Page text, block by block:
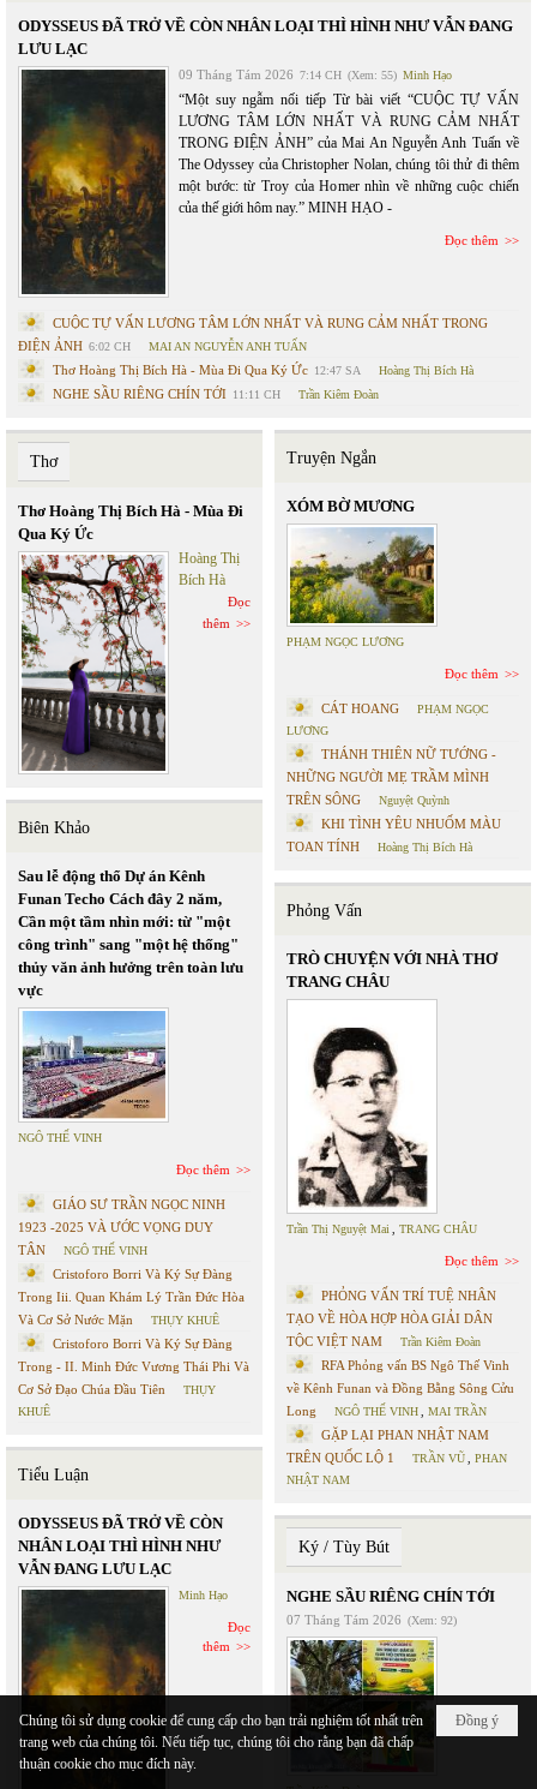
ODYSSEUS ĐÃ TRỞ VỀ CÒN NHÂN LOẠI THÌ HÌNH NHƯ VẪN ĐANG
LƯU LẠC
09 Tháng Tám 2026 7:14 CH (Xem: 55) Minh Hạo
“Một suy ngẫm nối tiếp Từ bài viết “CUỘC TỰ VẤN
LƯƠNG TÂM LỚN NHẤT VÀ RUNG CẢM NHẤT
TRONG ĐIỆN ẢNH” của Mai An Nguyễn Anh Tuấn về
The Odyssey của Christopher Nolan, chúng tôi thử đi thêm
một bước: từ Troy của Homer nhìn về những cuộc chiến
của thế giới hôm nay.” MINH HẠO -
Đọc thêm
CUỘC TỰ VẤN LƯƠNG TÂM LỚN NHẤT VÀ RUNG CẢM NHẤT TRONG
ĐIỆN ẢNH 6:02 CH MAI AN NGUYỄN ANH TUẤN
Thơ Hoàng Thị Bích Hà - Mùa Đi Qua Ký Ức 12:47 SA Hoàng Thị Bích Hà
NGHE SẦU RIÊNG CHÍN TỚI 11:11 CH Trần Kiêm Đoàn
Thơ
Thơ Hoàng Thị Bích Hà - Mùa Đi
Qua Ký Ức
Hoàng Thị
Bích Hà
Đọc
thêm
Biên Khảo
Sau lễ động thổ Dự án Kênh
Funan Techo Cách đây 2 năm,
Cần một tầm nhìn mới: từ "một
công trình" sang "một hệ thống"
thủy văn ảnh hưởng trên toàn lưu
vực
NGÔ THẾ VINH
Đọc thêm
GIÁO SƯ TRẦN NGỌC NINH
1923 -2025 VÀ ƯỚC VỌNG DUY
TÂN
NGÔ THẾ VINH
Cristoforo Borri Và Ký Sự Đàng
Trong Iii. Quan Khám Lý Trần Đức Hòa
Và Cơ Sở Nước Mặn
THỤY KHUÊ
Cristoforo Borri Và Ký Sự Đàng
Trong - II. Minh Đức Vương Thái Phi Và
Cơ Sở Đạo Chúa Đầu Tiên
THỤY
KHUÊ
Tiểu Luận
ODYSSEUS ĐÃ TRỞ VỀ CÒN
NHÂN LOẠI THÌ HÌNH NHƯ
VẪN ĐANG LƯU LẠC
Minh Hạo
Đọc
thêm
Truyện Ngắn
XÓM BỜ MƯƠNG
PHẠM NGỌC LƯƠNG
Đọc thêm
CÁT HOANG
PHẠM NGỌC
LƯƠNG
THÁNH THIÊN NỮ TƯỚNG -
NHỮNG NGƯỜI MẸ TRẦM MÌNH
TRÊN SÔNG
Nguyệt Quỳnh
KHI TÌNH YÊU NHUỐM MÀU
TOAN TÍNH
Hoàng Thị Bích Hà
Phỏng Vấn
TRÒ CHUYỆN VỚI NHÀ THƠ
TRANG CHÂU
Trần Thị Nguyệt Mai TRANG CHÂU
Đọc thêm
PHỎNG VẤN TRÍ TUỆ NHÂN
TẠO VỀ HÒA HỢP HÒA GIẢI DÂN
TỘC VIỆT NAM
Trần Kiêm Đoàn
RFA Phỏng vấn BS Ngô Thế Vinh
về Kênh Funan và Đồng Bằng Sông Cửu
Long
NGÔ THẾ VINH MAI TRẦN
GẶP LẠI PHAN NHẬT NAM
TRÊN QUỐC LỘ 1
TRẦN VŨ
PHAN
NHẬT NAM
Ký / Tùy Bút
NGHE SẦU RIÊNG CHÍN TỚI
07 Tháng Tám 2026 (Xem: 92)
Đồng ý
Chúng tôi sử dụng cookie để cung cấp cho bạn trải nghiệm tốt nhất trên
trang web của chúng tôi. Nếu tiếp tục, chúng tôi cho rằng bạn đã chấp
thuận cookie cho mục đích này.